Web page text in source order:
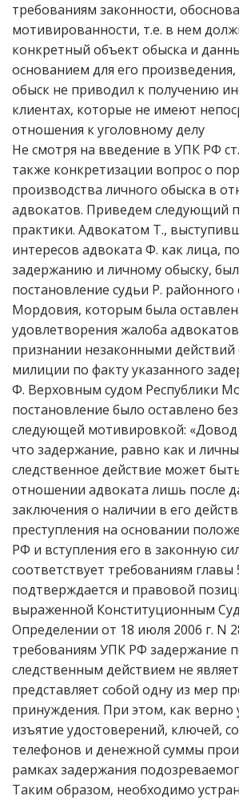
требованиям законности,
мотивированности, т.е. в нем
конкретный объект обыска и
основанием для его
обыск не приводил к получению
клиентах, которые не имеют
отношения к уголовному делу
Не смотря на введение в УПК РФ
также конкретизации вопрос о
производства личного обыска в
адвокатов. Приведем следующий
практики. Адвокатом Т.,
интересов адвоката Ф. как лица,
задержанию и личному обыску,
постановление судьи Р. районного
Мордовия, которым была
удовлетворения жалоба
признании незаконными действий
милиции по факту указанного
Ф. Верховным судом Республики
постановление было оставлено
следующей мотивировкой:
что задержание, равно как и
следственное действие может
отношении адвоката лишь после
заключения о наличии в его
преступления на основании
РФ и вступления его в законную
соответствует требованиям
подтверждается и правовой
выраженной Конституционным
Определении от 18 июля 2006 г. N
требованиям УПК РФ задержание
следственным действием не
представляет собой одну из мер
принуждения. При этом, как верно
изъятие удостоверений, ключей,
телефонов и денежной суммы
рамках задержания
Таким образом, необходимо